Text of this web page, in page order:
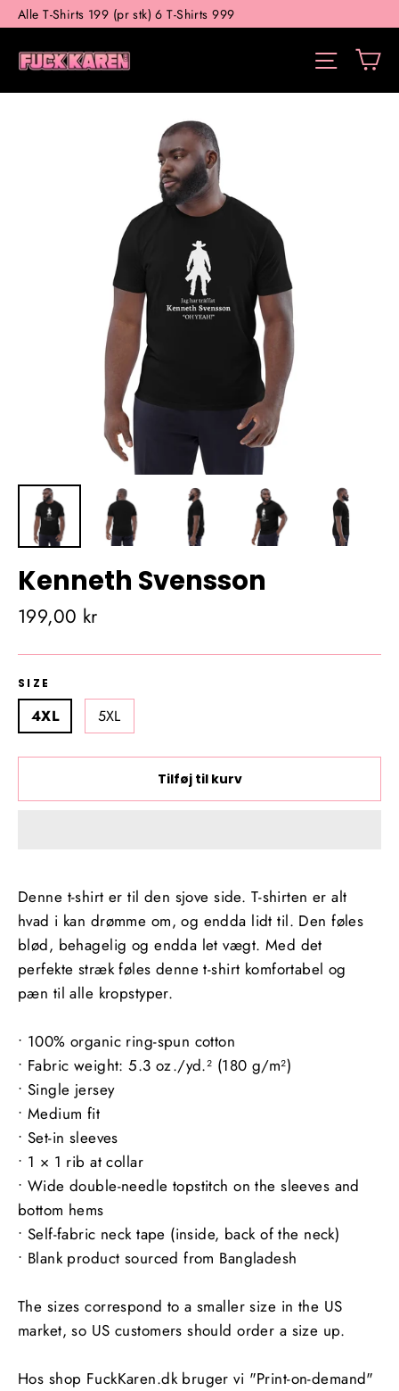
Gå
indhold
Alle T-Shirts 199 (pr stk) 6 T-Shirts 999
Kenneth Svensson
Almindelig
199,00 kr
SIZE
4XL 5XL
Tilføj til kurv
Denne t-shirt er til den sjove side. T-shirten er alt
hvad i kan drømme om, og endda lidt til. Den føles
blød, behagelig og endda let vægt. Med det
perfekte stræk føles denne t-shirt komfortabel og
pæn til alle kropstyper.
• 100% organic ring-spun cotton
• Fabric weight: 5.3 oz./yd.² (180 g/m²)
• Single jersey
• Medium fit
• Set-in sleeves
• 1 × 1 rib at collar
• Wide double-needle topstitch on the sleeves and
bottom hems
• Self-fabric neck tape (inside, back of the neck)
• Blank product sourced from Bangladesh
The sizes correspond to a smaller size in the US
market, so US customers should order a size up.
Hos shop FuckKaren.dk bruger vi "Print-on-demand"